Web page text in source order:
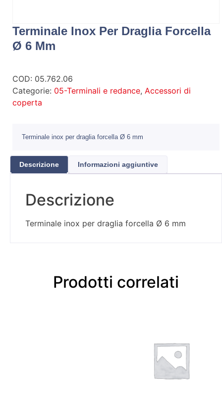
Terminale Inox Per Draglia Forcella
Ø 6 Mm
COD: 05.762.06
Categorie: 05-Terminali e redance, Accessori di
coperta
Terminale inox per draglia forcella Ø 6 mm
Descrizione Informazioni aggiuntive
Descrizione
Terminale inox per draglia forcella Ø 6 mm
Prodotti correlati